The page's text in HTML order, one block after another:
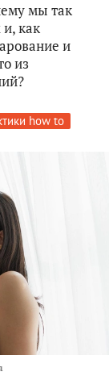
мы так
как
и
из
how to